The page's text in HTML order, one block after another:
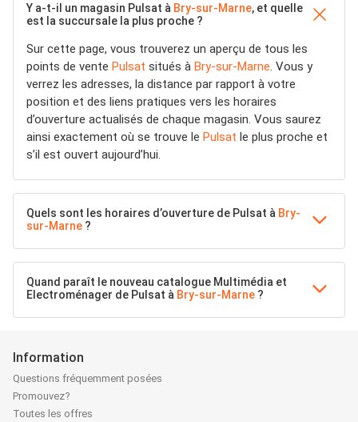
Y a-t-il un magasin Pulsat à Bry-sur-Marne, et quelle
est la succursale la plus proche ?
Sur cette page, vous trouverez un aperçu de tous les
points de vente Pulsat situés à Bry-sur-Marne. Vous y
verrez les adresses, la distance par rapport à votre
position et des liens pratiques vers les horaires
d’ouverture actualisés de chaque magasin. Vous saurez
ainsi exactement où se trouve le Pulsat le plus proche et
s’il est ouvert aujourd’hui.
Quels sont les horaires d’ouverture de Pulsat à Bry-
sur-Marne ?
Quand paraît le nouveau catalogue Multimédia et
Electroménager de Pulsat à Bry-sur-Marne ?
Information
Questions fréquemment posées
Promouvez?
Toutes les offres